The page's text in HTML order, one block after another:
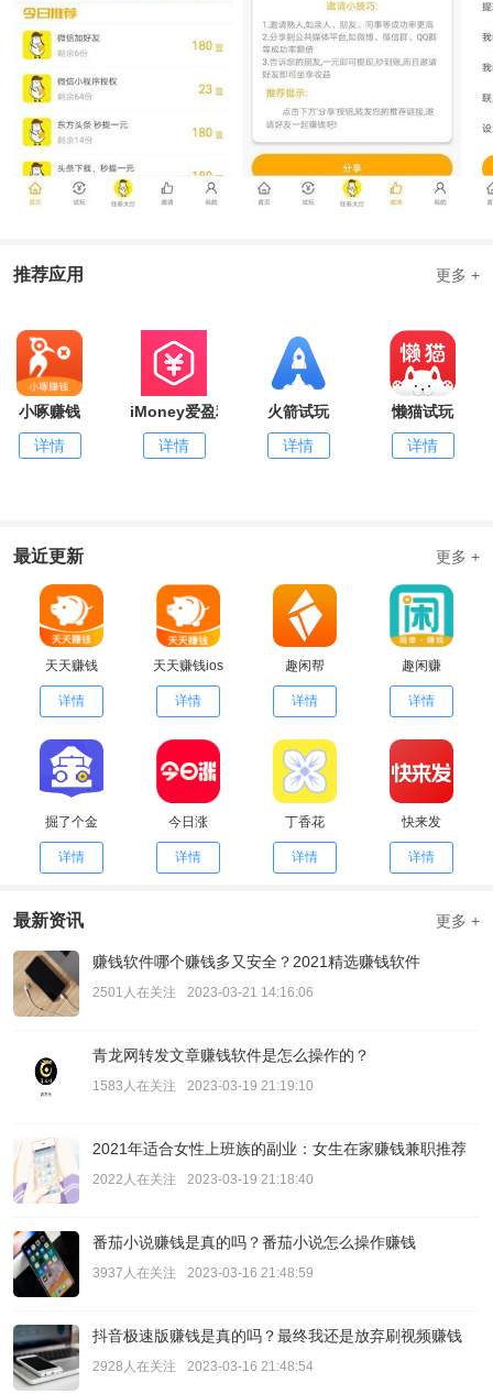
推荐应用 更多 +
小啄赚钱
详情
iMoney爱盈利
详情
火箭试玩
详情
懒猫试玩
详情
最近更新 更多 +
天天赚钱
详情
天天赚钱ios
详情
趣闲帮
详情
趣闲赚
详情
掘了个金
详情
今日涨
详情
丁香花
详情
快来发
详情
最新资讯 更多 +
赚钱软件哪个赚钱多又安全？2021精选赚钱软件
2501人在关注 2023-03-21 14:16:06
青龙网转发文章赚钱软件是怎么操作的？
1583人在关注 2023-03-19 21:19:10
2021年适合女性上班族的副业：女生在家赚钱兼职推荐
2022人在关注 2023-03-19 21:18:40
番茄小说赚钱是真的吗？番茄小说怎么操作赚钱
3937人在关注 2023-03-16 21:48:59
抖音极速版赚钱是真的吗？最终我还是放弃刷视频赚钱
2928人在关注 2023-03-16 21:48:54